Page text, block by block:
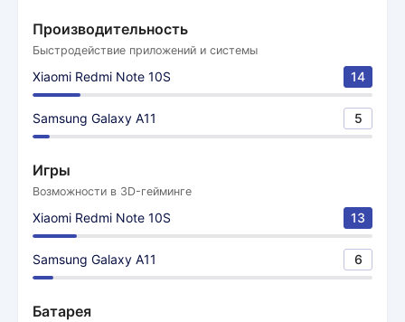
Производительность
Быстродействие приложений и системы
Xiaomi Redmi Note 10S 14
Samsung Galaxy A11 5
Игры
Возможности в 3D-гейминге
Xiaomi Redmi Note 10S 13
Samsung Galaxy A11 6
Батарея